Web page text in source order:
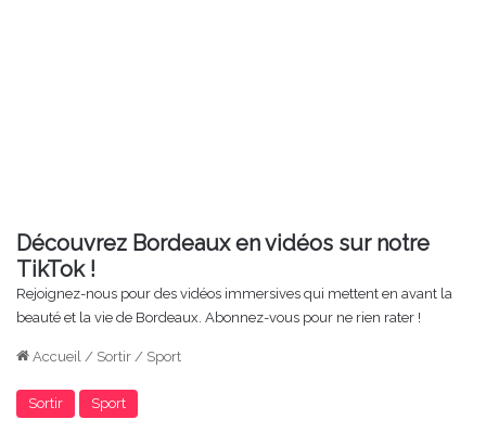
Découvrez Bordeaux en vidéos sur notre
TikTok !
Rejoignez-nous pour des vidéos immersives qui mettent en avant la
beauté et la vie de Bordeaux. Abonnez-vous pour ne rien rater !
Accueil / Sortir / Sport
Sortir Sport